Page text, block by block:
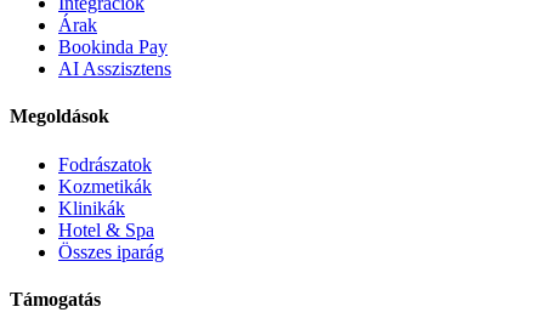
Árak
Bookinda Pay
AI Asszisztens
Megoldások
Fodrászatok
Kozmetikák
Klinikák
Hotel & Spa
Összes iparág
Támogatás